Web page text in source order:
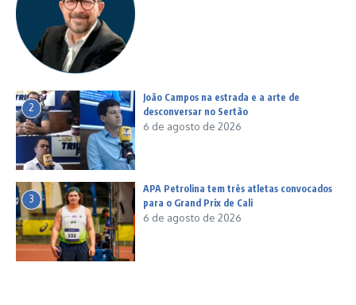
2
João Campos na estrada e a arte de
desconversar no Sertão
6 de agosto de 2026
3
APA Petrolina tem três atletas convocados
para o Grand Prix de Cali
6 de agosto de 2026